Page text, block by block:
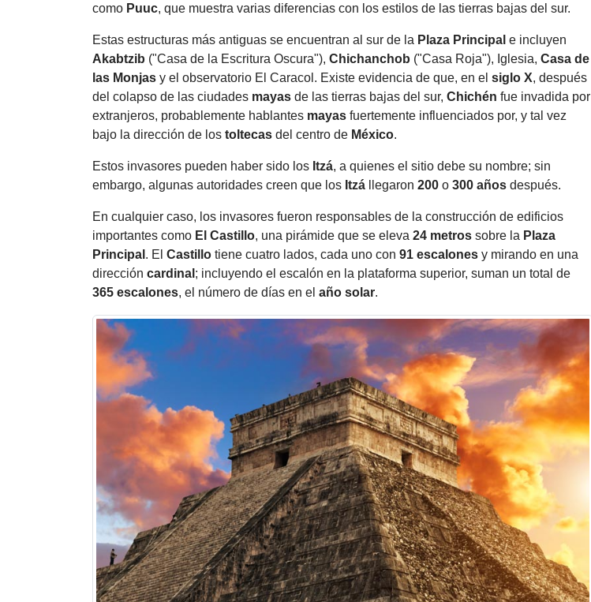
como Puuc, que muestra varias diferencias con los estilos de las tierras bajas del sur.
Estas estructuras más antiguas se encuentran al sur de la Plaza Principal e incluyen
Akabtzib ("Casa de la Escritura Oscura"), Chichanchob ("Casa Roja"), Iglesia, Casa de
las Monjas y el observatorio El Caracol. Existe evidencia de que, en el siglo X, después
del colapso de las ciudades mayas de las tierras bajas del sur, Chichén fue invadida por
extranjeros, probablemente hablantes mayas fuertemente influenciados por, y tal vez
bajo la dirección de los toltecas del centro de México.
Estos invasores pueden haber sido los Itzá, a quienes el sitio debe su nombre; sin
embargo, algunas autoridades creen que los Itzá llegaron 200 o 300 años después.
En cualquier caso, los invasores fueron responsables de la construcción de edificios
importantes como El Castillo, una pirámide que se eleva 24 metros sobre la Plaza
Principal . El Castillo tiene cuatro lados, cada uno con 91 escalones y mirando en una
dirección cardinal ; incluyendo el escalón en la plataforma superior, suman un total de
365 escalones, el número de días en el año solar.